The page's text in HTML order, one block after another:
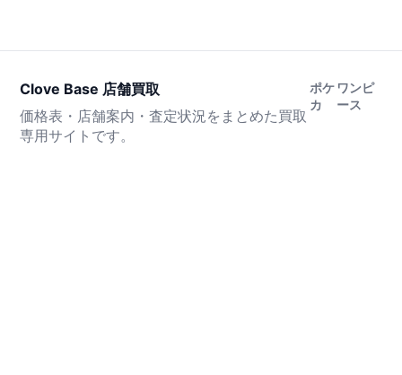
Clove Base 店舗買取
価格表・店舗案内・査定状況をまとめた買取
専用サイトです。
ポケ
カ
ワンピ
ース